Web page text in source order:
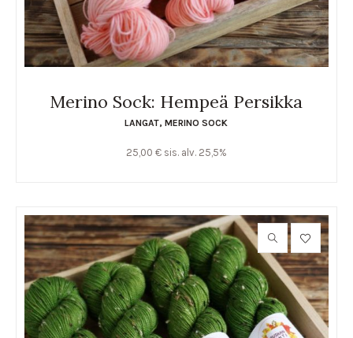
Merino Sock: Hempeä Persikka
LANGAT,MERINO SOCK
25,00 € sis. alv. 25,5%